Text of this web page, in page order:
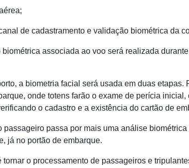
de cadastramento e validação biométrica da
biométrica associada ao voo será realizada
a biometria facial será usada em duas etapas.
onde totens farão o exame de perícia
o cadastro e a existência do cartão de
passageiro passa por mais uma análise
já no portão de embarque.
tornar o processamento de passageiros e